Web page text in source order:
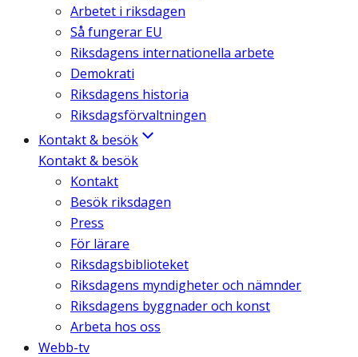
Arbetet i riksdagen
Så fungerar EU
Riksdagens internationella arbete
Demokrati
Riksdagens historia
Riksdagsförvaltningen
Kontakt & besök
Kontakt & besök
Kontakt
Besök riksdagen
Press
För lärare
Riksdagsbiblioteket
Riksdagens myndigheter och nämnder
Riksdagens byggnader och konst
Arbeta hos oss
Webb-tv